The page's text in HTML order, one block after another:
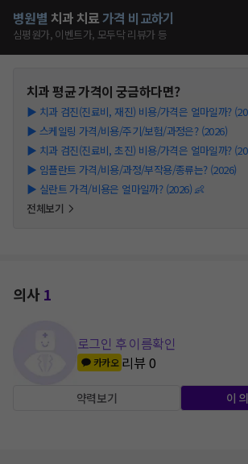
병원별 치과 치료가격 비교하기
심평원가, 이벤트가, 모두닥 리뷰가 등
치과평균 가격이 궁금하다면?
▶ 치과 검진(진료비, 재진) 비용/가격은 얼마일까?
▶ 스케일링 가격/비용/주기/보험/과정은? (2026)
▶ 치과 검진(진료비, 초진) 비용/가격은 얼마일까?
▶ 임플란트 가격/비용/과정/부작용/종류는? (2026)
▶ 실란트 가격/비용은 얼마일까? (2026) 👶
전체보기
의사1
로그인 후 이름확인
카카오 리뷰0
약력보기 이